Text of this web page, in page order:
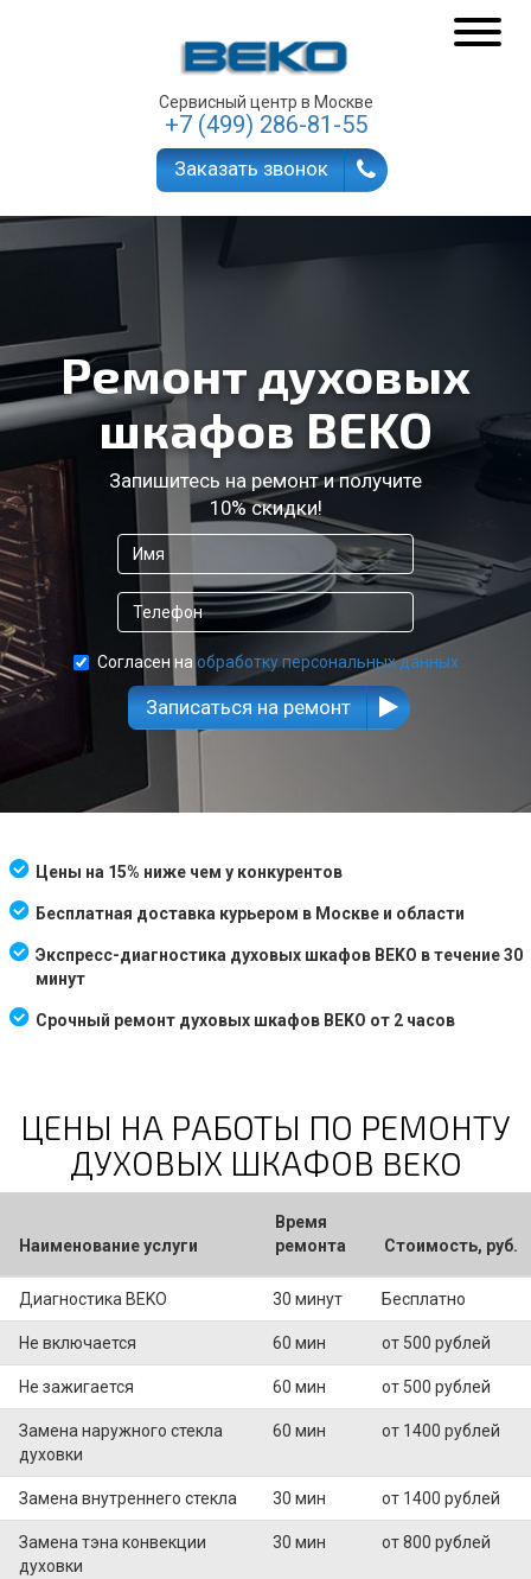
Сервисный центр в Москве
+7 (499) 286-81-55
Заказать звонок
Ремонт духовых
шкафов BEKO
Запишитесь на ремонт и получите
10% скидки!
Согласен на обработку персональных данных
Записаться на ремонт
Цены на 15% ниже чем у конкурентов
Бесплатная доставка курьером в Москве и области
Экспресс-диагностика духовых шкафов BEKO в течение 30
минут
Срочный ремонт духовых шкафов BEKO от 2 часов
ЦЕНЫ НА РАБОТЫ ПО РЕМОНТУ
ДУХОВЫХ ШКАФОВ BEKO
Наименование услуги
Время
ремонта
Стоимость, руб.
Диагностика BEKO 30 минут Бесплатно
Не включается 60 мин от 500 рублей
Не зажигается 60 мин от 500 рублей
Замена наружного стекла
духовки
60 мин от 1400 рублей
Замена внутреннего стекла 30 мин от 1400 рублей
Замена тэна конвекции
духовки
30 мин от 800 рублей